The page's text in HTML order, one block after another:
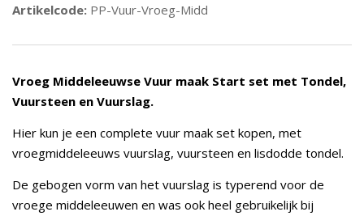
Artikelcode: PP-Vuur-Vroeg-Midd
Vroeg Middeleeuwse Vuur maak Start set met Tondel,
Vuursteen en Vuurslag.
Hier kun je een complete vuur maak set kopen, met
vroegmiddeleeuws vuurslag, vuursteen en lisdodde tondel.
De gebogen vorm van het vuurslag is typerend voor de
vroege middeleeuwen en was ook heel gebruikelijk bij